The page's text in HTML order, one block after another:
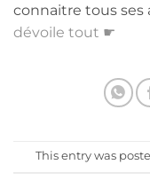
connaitre tous ses
dévoile tout ☛
This entry was